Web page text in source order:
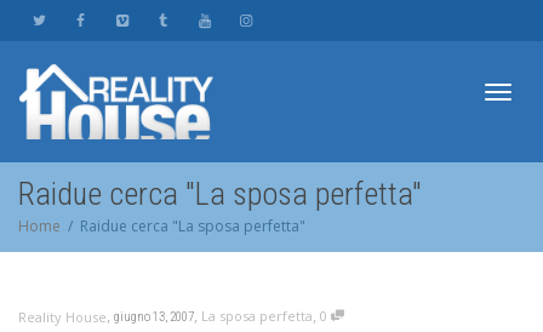
Raidue cerca "La sposa perfetta"
Home Raidue cerca "La sposa perfetta"
Reality House, giugno 13, 2007, La sposa perfetta, 0